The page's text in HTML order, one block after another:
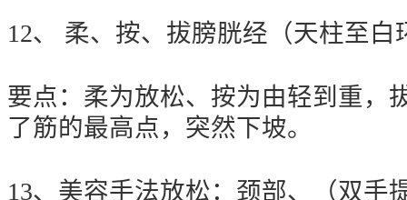
12、 柔、按、拔膀胱经（天柱至白
要点：柔为放松、按为由轻到重，
了筋的最高点，突然下坡。
13、美容手法放松：颈部、（双手